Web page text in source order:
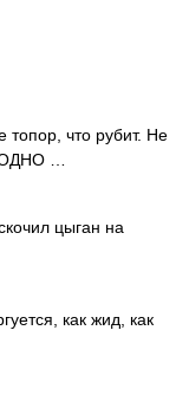
что рубит. Не
…
цыган на
как жид, как